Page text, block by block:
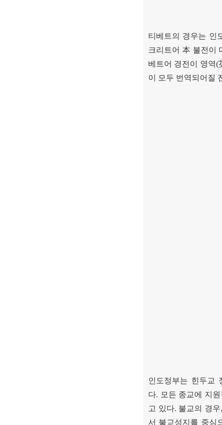
티베트의 경우는 인
크리트어 本 불전이
베트어 경전이 영역(
이 모두 번역되어질
인도정부는 힌두교
다. 모든 종교에 지
고 있다. 불교의 경우
서 불교성지를 중심